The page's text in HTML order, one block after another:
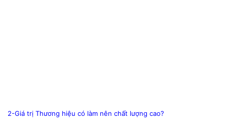
2-Giá trị Thương hiệu có làm nên chất lượng cao?